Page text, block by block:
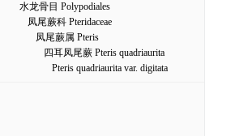
水龙骨目 Polypodiales
凤尾蕨科 Pteridaceae
凤尾蕨属 Pteris
四耳凤尾蕨 Pteris quadriaurita
Pteris quadriaurita var. digitata